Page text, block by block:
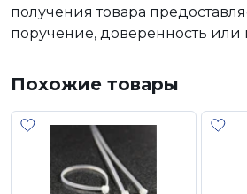
получения товара
поручение, доверенность или
Похожие товары